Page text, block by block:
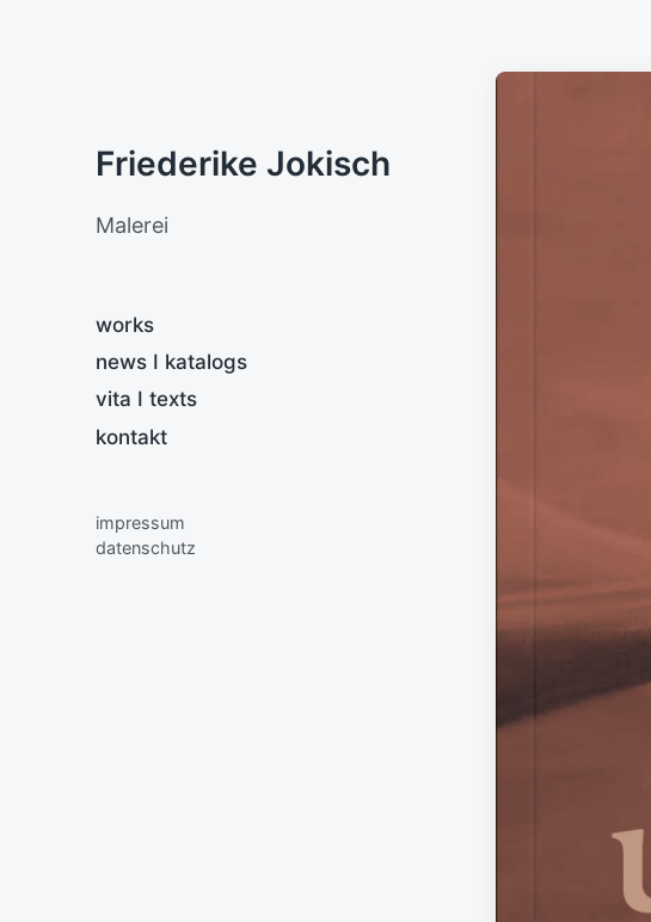
Friederike Jokisch
Malerei
works
news I katalogs
vita I texts
kontakt
impressum
datenschutz